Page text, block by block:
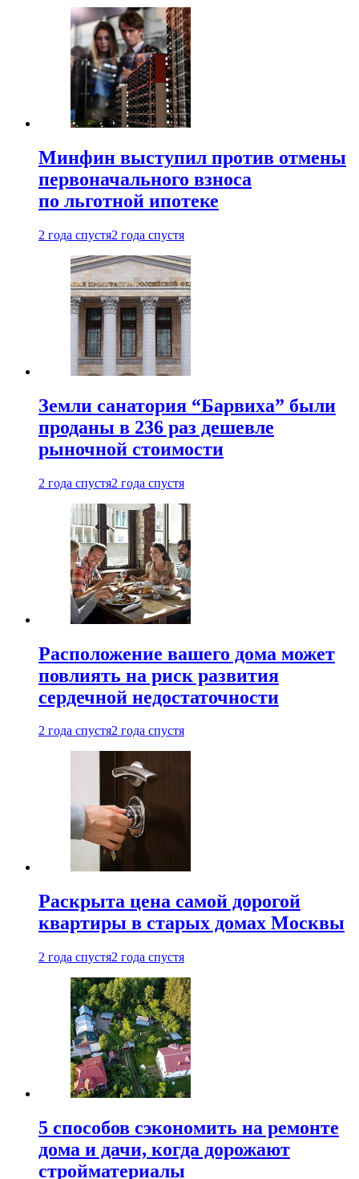
Минфин выступил против отмены
первоначального взноса
по льготной ипотеке
2 года спустя2 года спустя
Земли санатория “Барвиха” были
проданы в 236 раз дешевле
рыночной стоимости
2 года спустя2 года спустя
Расположение вашего дома может
повлиять на риск развития
сердечной недостаточности
2 года спустя2 года спустя
Раскрыта цена самой дорогой
квартиры в старых домах Москвы
2 года спустя2 года спустя
5 способов сэкономить на ремонте
дома и дачи, когда дорожают
стройматериалы